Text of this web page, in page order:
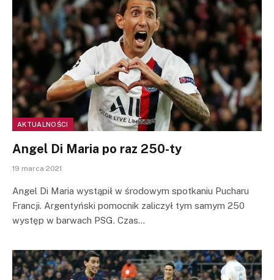
AKTUALNOŚCI
Angel Di Maria po raz 250-ty
19 marca 2021
Angel Di Maria wystąpił w środowym spotkaniu Pucharu
Francji. Argentyński pomocnik zaliczył tym samym 250
występ w barwach PSG. Czas…